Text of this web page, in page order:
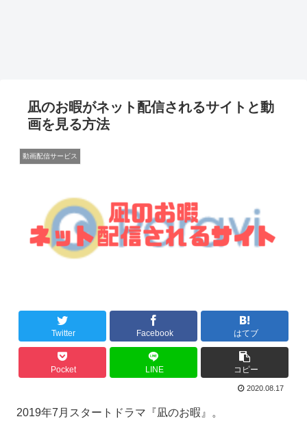
凪のお暇がネット配信されるサイトと動
画を見る方法
動画配信サービス
Twitter Facebook はてブ
Pocket LINE コピー
2020.08.17
2019年7月スタートドラマ『凪のお暇』。